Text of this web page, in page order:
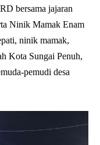
bersama jajaran
Ninik Mamak Enam
ninik mamak,
Kota Sungai Penuh,
pemudi desa